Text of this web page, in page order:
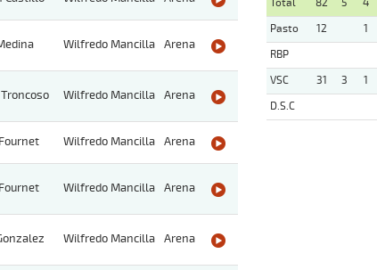
Wilfredo Mancilla Arena
Wilfredo Mancilla Arena
Wilfredo Mancilla Arena
Wilfredo Mancilla Arena
Wilfredo Mancilla Arena
Total
82 5 4
Pasto
12 1
RBP
VSC
31 3 1
D.S.C